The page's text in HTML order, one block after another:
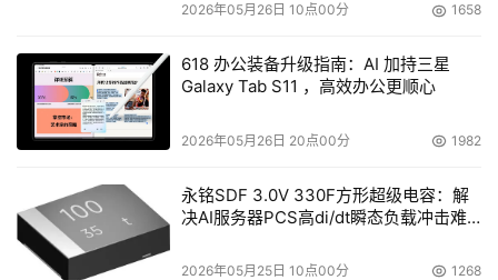
2026年05月26日 10点00分 1658
618 办公装备升级指南：AI 加持三星
Galaxy Tab S11 ，高效办公更顺心
2026年05月26日 20点00分 1982
永铭SDF 3.0V 330F方形超级电容：解
决AI服务器PCS高di/dt瞬态负载冲击难
2026年05月25日 10点00分 1268